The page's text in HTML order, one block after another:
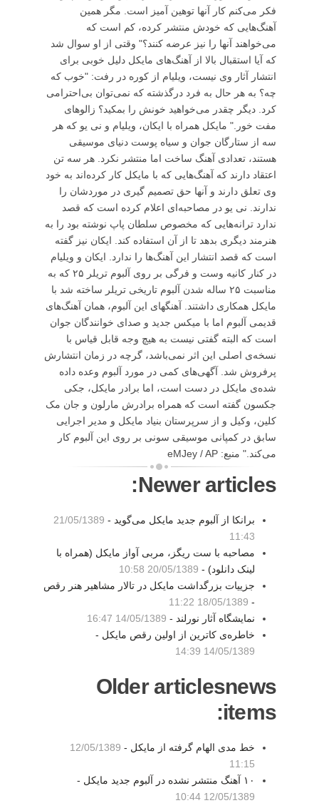
فکر می‌کنم کار آنها توهین آمیز است. مگر همین
آهنگ‌هایی که خودش منتشر کرده، کم است که
می‌خواهند آنها را نیز عرضه کنند؟" وقتی از او سوال شد
که آیا استقبال بالا از آهنگ‌های مایکل دلیل خوبی برای
انتشار آثار وی نیست، ویلیام از کوره در رفت: "خوب که
چه؟ به هر حال به فرد درگذشته که نمی‌توان بی‌احترامی
کرد. دیگر چقدر می‌خواهید خونش را بمکید؟ زالوهای
مفت خور." مایکل همراه با ایکان، ویلیام و نی یو که هر
سه از ستارگان جوان و سیاه پوست دنیای موسیقی
هستند، تعدادی آهنگ ساخت اما منتشر نکرد. هر سه تن
اعتقاد دارند که آهنگ‌هایی که با مایکل کار کرده‌اند به خود
وی تعلق دارند و آنها حق تصمیم گیری در موردشان را
ندارند. نی یو در مصاحبه‌ای اعلام کرده است که قصد
ندارد ترانه‌هایی که مخصوص سلطان پاپ نوشته بود را به
هنرمند دیگری بدهد تا از آن استفاده کند. ایکان نیز گفته
است که قصد انتشار این آهنگ‌ها را ندارد. ایکان و ویلیام
در کنار کانیه وست و فرگی بر روی آلبوم تریلر ۲۵ که به
مناسبت ۲۵ ساله شدن آلبوم تاریخی تریلر ساخته شد با
مایکل همکاری داشتند. آهنگهای این آلبوم، همان آهنگ‌های
قدیمی آلبوم اما با میکس جدید و صدای خوانندگان جوان
است که البته گفتی نیست به هیچ وجه قابل قیاس با
نسخه‌ی اصلی این اثر نمی‌باشد، گرچه در زمان انتشارش
پرفروش شد. آگهی‌های کمی در مورد آلبوم وعده داده
شده‌ی مایکل در دست است، اما برادر مایکل، جکی
جکسون گفته است که همراه برادرش مارلون و جان مک
کلین، وکیل و از سرپرستان بنیاد مایکل و مدیر اجرایی
سابق در کمپانی موسیقی سونی بر روی این آلبوم کار
می‌کند." منبع: eMJey / AP
Newer articles:
برانکا از آلبوم جدید مایکل می‌گوید - 21/05/1389
11:43
مصاحبه با ست ریگز، مربی آواز مایکل (همراه با
لینک دانلود) - 20/05/1389 10:58
جزییات بزرگداشت مایکل در تالار مشاهیر هنر رقص
-
18/05/1389 11:22
نمایشگاه آثار نورلند - 14/05/1389 16:47
خاطره‌ی کاترین از اولین رقص مایکل -
14/05/1389 14:39
Older articlesnews
items:
خط مدی الهام گرفته از مایکل - 12/05/1389
11:15
۱۰ آهنگ منتشر نشده در آلبوم جدید مایکل -
12/05/1389 10:44